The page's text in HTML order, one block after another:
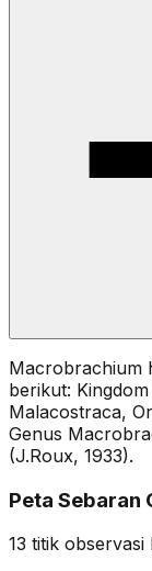
Macrobrachium
berikut:
Malacostraca,
Genus
(J.Roux, 1933).
Peta Sebaran
13 titik observasi